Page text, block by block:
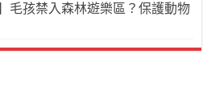
毛孩禁入森林遊樂區？保護動物